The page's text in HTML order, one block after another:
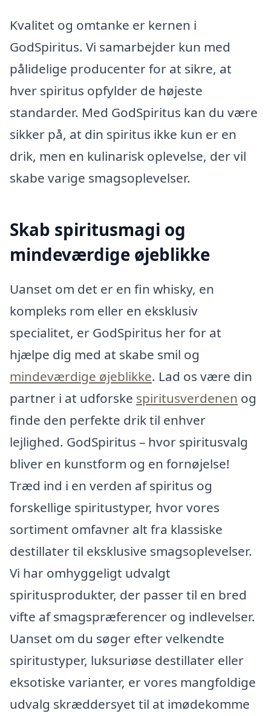
Kvalitet og omtanke er kernen i
GodSpiritus. Vi samarbejder kun med
pålidelige producenter for at sikre, at
hver spiritus opfylder de højeste
standarder. Med GodSpiritus kan du være
sikker på, at din spiritus ikke kun er en
drik, men en kulinarisk oplevelse, der vil
skabe varige smagsoplevelser.
Skab spiritusmagi og
mindeværdige øjeblikke
Uanset om det er en fin whisky, en
kompleks rom eller en eksklusiv
specialitet, er GodSpiritus her for at
hjælpe dig med at skabe smil og
mindeværdige øjeblikke. Lad os være din
partner i at udforske spiritusverdenen og
finde den perfekte drik til enhver
lejlighed. GodSpiritus – hvor spiritusvalg
bliver en kunstform og en fornøjelse!
Træd ind i en verden af spiritus og
forskellige spiritustyper, hvor vores
sortiment omfavner alt fra klassiske
destillater til eksklusive smagsoplevelser.
Vi har omhyggeligt udvalgt
spiritusprodukter, der passer til en bred
vifte af smagspræferencer og indlevelser.
Uanset om du søger efter velkendte
spiritustyper, luksuriøse destillater eller
eksotiske varianter, er vores mangfoldige
udvalg skræddersyet til at imødekomme